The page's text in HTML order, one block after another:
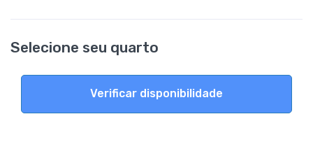
Selecione seu quarto
Verificar disponibilidade